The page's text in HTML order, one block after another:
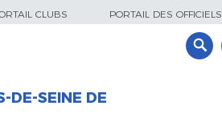
CLUBS PORTAIL DES OFFICIELS
DE-SEINE DE